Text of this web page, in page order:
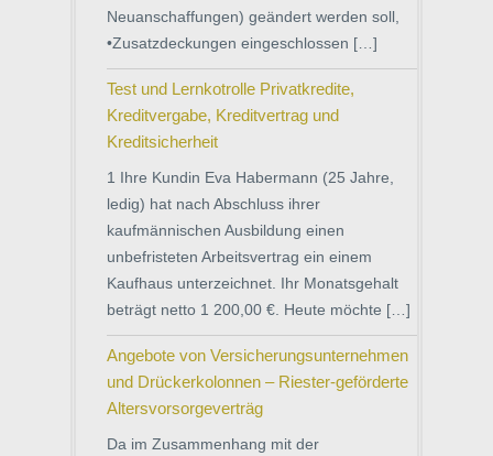
Neuanschaffungen) geändert werden soll,
•Zusatzdeckungen eingeschlossen […]
Test und Lernkotrolle Privatkredite,
Kreditvergabe, Kreditvertrag und
Kreditsicherheit
1 Ihre Kundin Eva Habermann (25 Jahre,
ledig) hat nach Abschluss ihrer
kaufmännischen Ausbildung einen
unbefristeten Arbeitsvertrag ein einem
Kaufhaus unterzeichnet. Ihr Monatsgehalt
beträgt netto 1 200,00 €. Heute möchte […]
Angebote von Versicherungsunternehmen
und Drückerkolonnen – Riester-geförderte
Altersvorsorgeverträg
Da im Zusammenhang mit der